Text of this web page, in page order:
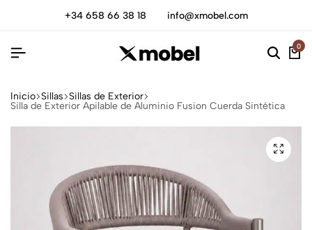
+34 658 66 38 18 info@xmobel.com
0
Inicio Sillas Sillas de Exterior
Silla de Exterior Apilable de Aluminio Fusion Cuerda Sintética